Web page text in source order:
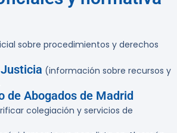
sobre procedimientos y derechos
(información sobre recursos y
de Abogados de Madrid
colegiación y servicios de